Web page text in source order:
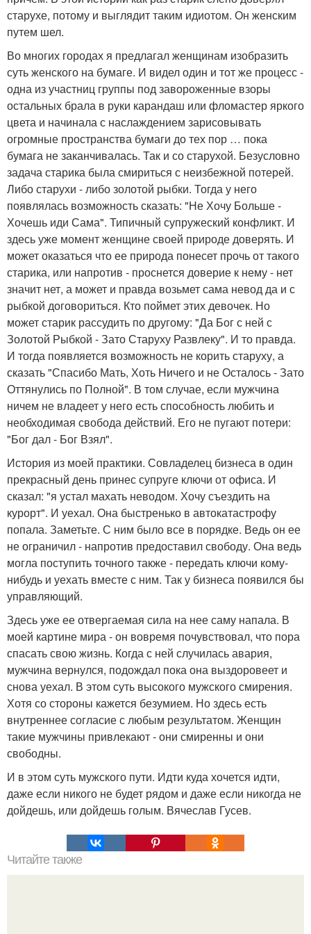
старухе, потому и выглядит таким идиотом. Он женским
путем шел.
Во многих городах я предлагал женщинам изобразить
суть женского на бумаге. И видел один и тот же процесс -
одна из участниц группы под завороженные взоры
остальных брала в руки карандаш или фломастер яркого
цвета и начинала с наслаждением зарисовывать
огромные пространства бумаги до тех пор … пока
бумага не заканчивалась. Так и со старухой. Безусловно
задача старика была смириться с неизбежной потерей.
Либо старухи - либо золотой рыбки. Тогда у него
появлялась возможность сказать: "Не Хочу Больше -
Хочешь иди Сама". Типичный супружеский конфликт. И
здесь уже момент женщине своей природе доверять. И
может оказаться что ее природа понесет прочь от такого
старика, или напротив - проснется доверие к нему - нет
значит нет, а может и правда возьмет сама невод да и с
рыбкой договориться. Кто поймет этих девочек. Но
может старик рассудить по другому: "Да Бог с ней с
Золотой Рыбкой - Зато Старуху Развлеку". И то правда.
И тогда появляется возможность не корить старуху, а
сказать "Спасибо Мать, Хоть Ничего и не Осталось - Зато
Оттянулись по Полной". В том случае, если мужчина
ничем не владеет у него есть способность любить и
необходимая свобода действий. Его не пугают потери:
"Бог дал - Бог Взял".
История из моей практики. Совладелец бизнеса в один
прекрасный день принес супруге ключи от офиса. И
сказал: "я устал махать неводом. Хочу съездить на
курорт". И уехал. Она быстренько в автокатастрофу
попала. Заметьте. С ним было все в порядке. Ведь он ее
не ограничил - напротив предоставил свободу. Она ведь
могла поступить точного также - передать ключи кому-
нибудь и уехать вместе с ним. Так у бизнеса появился бы
управляющий.
Здесь уже ее отвергаемая сила на нее саму напала. В
моей картине мира - он вовремя почувствовал, что пора
спасать свою жизнь. Когда с ней случилась авария,
мужчина вернулся, подождал пока она выздоровеет и
снова уехал. В этом суть высокого мужского смирения.
Хотя со стороны кажется безумием. Но здесь есть
внутреннее согласие с любым результатом. Женщин
такие мужчины привлекают - они смиренны и они
свободны.
И в этом суть мужского пути. Идти куда хочется идти,
даже если никого не будет рядом и даже если никогда не
дойдешь, или дойдешь голым. Вячеслав Гусев.
Читайте также